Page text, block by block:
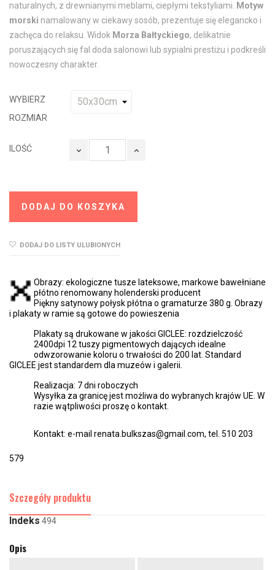
naturalnych, z drewnianymi meblami, ciepłymi tekstyliami. Motyw
morski namalowany w ciekawy sosób, prezentuje się elegancko i
zachęca do relaksu. Widok Morza Bałtyckiego, delikatnie
poruszających się fal doda salonowi lub sypialni prestiżu i podkreśli
nowoczesny charakter.
WYBIERZ
ROZMIAR
ILOŚĆ
DODAJ DO KOSZYKA
DODAJ DO LISTY ULUBIONYCH
Obrazy: ekologiczne tusze lateksowe, markowe bawełniane
płótno renomowany holenderski producent
Piękny satynowy połysk płótna o gramaturze 380 g. Obrazy
i plakaty w ramie są gotowe do powieszenia
Plakaty są drukowane w jakości GICLEE: rozdzielczość
2400dpi 12 tuszy pigmentowych dających idealne
odwzorowanie koloru o trwałości do 200 lat. Standard
GICLEE jest standardem dla muzeów i galerii.
Realizacja: 7 dni roboczych
Wysyłka za granicę jest możliwa do wybranych krajów UE. W
razie wątpliwości proszę o kontakt.
Kontakt: e-mail renata.bulkszas@gmail.com, tel. 510 203
579
Szczegóły produktu
Indeks 494
Opis